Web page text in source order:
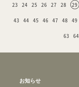
23 24 25 26 27 28 29
43 44 45 46 47 48 49
63 64
お知らせ